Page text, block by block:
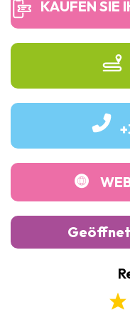
KAUFEN SIE
10:00-